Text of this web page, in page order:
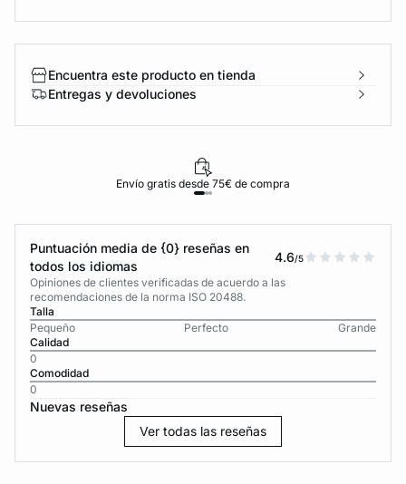
Encuentra este producto en tienda
Entregas y devoluciones
Envío gratis desde 75€ de compra
Puntuación media de {0} reseñas en
todos los idiomas
4.6/5
Opiniones de clientes verificadas de acuerdo a las
recomendaciones de la norma ISO 20488.
Talla
Pequeño
Perfecto
Grande
Calidad
0
Comodidad
0
Nuevas reseñas
Ver todas las reseñas